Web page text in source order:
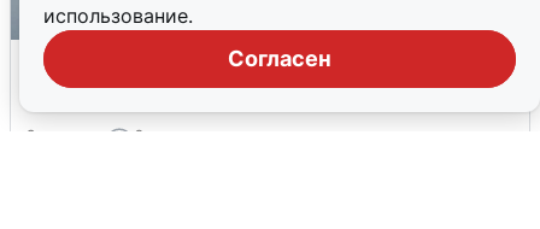
использование.
Согласен
Ракетная опасность в Свердловской
области: что известно
6 августа 0